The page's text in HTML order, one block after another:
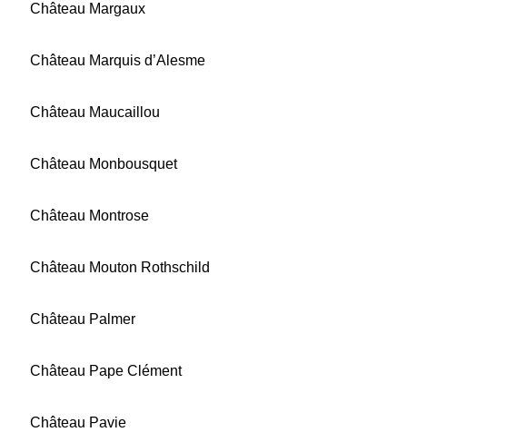
Château Margaux
Château Marquis d’Alesme
Château Maucaillou
Château Monbousquet
Château Montrose
Château Mouton Rothschild
Château Palmer
Château Pape Clément
Château Pavie